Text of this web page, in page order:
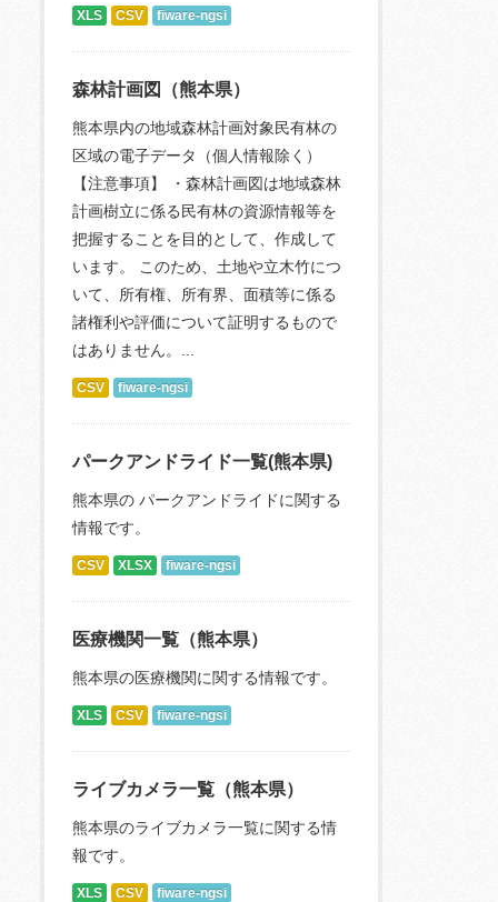
XLS CSV fiware-ngsi
森林計画図（熊本県）
熊本県内の地域森林計画対象民有林の
区域の電子データ（個人情報除く）
【注意事項】 ・森林計画図は地域森林
計画樹立に係る民有林の資源情報等を
把握することを目的として、作成して
います。 このため、土地や立木竹につ
いて、所有権、所有界、面積等に係る
諸権利や評価について証明するもので
はありません。...
CSV fiware-ngsi
パークアンドライド一覧(熊本県)
熊本県の パークアンドライドに関する
情報です。
CSV XLSX fiware-ngsi
医療機関一覧（熊本県）
熊本県の医療機関に関する情報です。
XLS CSV fiware-ngsi
ライブカメラ一覧（熊本県）
熊本県のライブカメラ一覧に関する情
報です。
XLS CSV fiware-ngsi